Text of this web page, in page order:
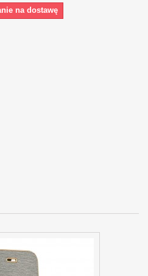
na dostawę